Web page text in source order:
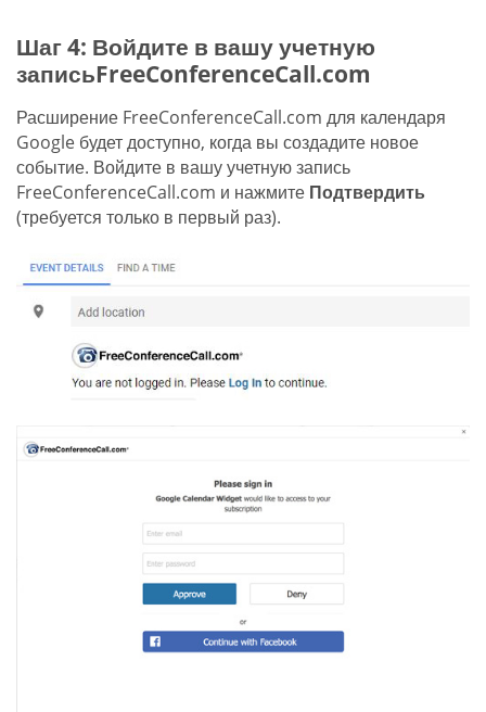
Шаг 4: Войдите в вашу учетную
записьFreeConferenceCall.com
Расширение FreeConferenceCall.com для календаря
Google будет доступно, когда вы создадите новое
событие. Войдите в вашу учетную запись
FreeConferenceCall.com и нажмите Подтвердить
(требуется только в первый раз).